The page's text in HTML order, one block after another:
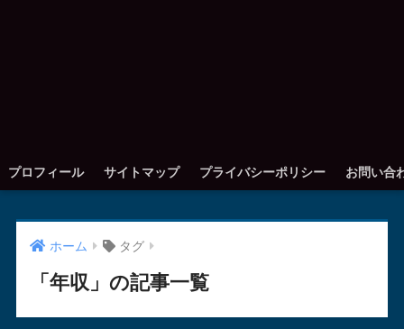
プロフィール サイトマップ プライバシーポリシー お問い合
ホーム タグ
「年収」の記事一覧